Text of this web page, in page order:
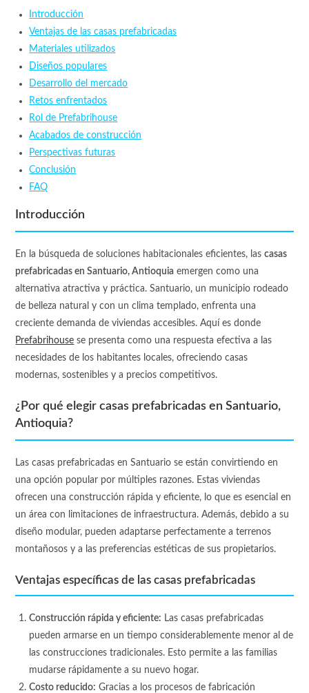
Introducción
Ventajas de las casas prefabricadas
Materiales utilizados
Diseños populares
Desarrollo del mercado
Retos enfrentados
Rol de Prefabrihouse
Acabados de construcción
Perspectivas futuras
Conclusión
FAQ
Introducción
En la búsqueda de soluciones habitacionales eficientes, lascasas
prefabricadas en Santuario, Antioquia emergen como una
alternativa atractiva y práctica. Santuario, un municipio rodeado
de belleza natural y con un clima templado, enfrenta una
creciente demanda de viviendas accesibles. Aquí es donde
Prefabrihouse se presenta como una respuesta efectiva a las
necesidades de los habitantes locales, ofreciendo casas
modernas, sostenibles y a precios competitivos.
¿Por qué elegir casas prefabricadas en Santuario,
Antioquia?
Las casas prefabricadas en Santuario se están convirtiendo en
una opción popular por múltiples razones. Estas viviendas
ofrecen una construcción rápida y eficiente, lo que es esencial en
un área con limitaciones de infraestructura. Además, debido a su
diseño modular, pueden adaptarse perfectamente a terrenos
montañosos y a las preferencias estéticas de sus propietarios.
Ventajas específicas de las casas prefabricadas
Construcción rápida y eficiente: Las casas prefabricadas
pueden armarse en un tiempo considerablemente menor al de
las construcciones tradicionales. Esto permite a las familias
mudarse rápidamente a su nuevo hogar.
Costo reducido: Gracias a los procesos de fabricación